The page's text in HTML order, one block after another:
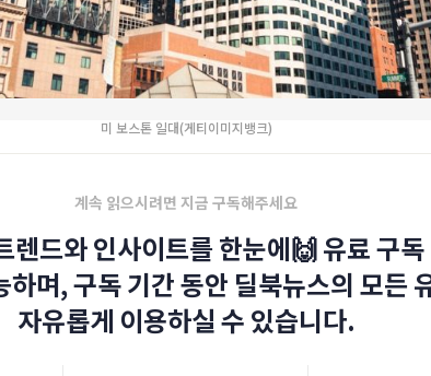
미 보스톤 일대(게티이미지뱅크)
계속 읽으시려면 지금 구독해주세요
렌드와 인사이트를 한눈에🙌 유료 구
하며, 구독 기간 동안 딜북뉴스의 모든
자유롭게 이용하실 수 있습니다.